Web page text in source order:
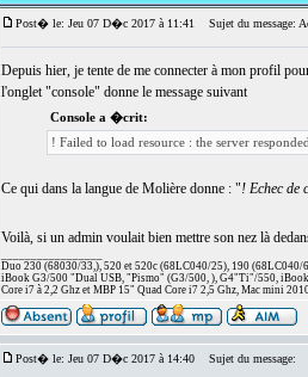
Post� le: Jeu 07 D�c 2017 à 11:41 Sujet du message:
Depuis hier, je tente de me connecter à mon profil
l'onglet "console" donne le message suivant
Console a �crit:
! Failed to load resource : the server
Ce qui dans la langue de Molière donne : "! Echec de
Voilà, si un admin voulait bien mettre son nez là
Duo 230 (68030/33,), 520 et 520c (68LC040/25), 190 (68LC040/
iBook G3/500 "Dual USB, "Pismo" (G3/500, ), G4"Ti"/550,
Core i7 à 2,2 Ghz et MBP 15" Quad Core i7 2,5 Ghz, Mac mini
Post� le: Jeu 07 D�c 2017 à 14:40 Sujet du message: